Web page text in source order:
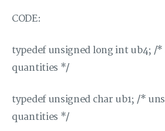
CODE:
typedef unsigned long int ub4; /
quantities */
typedef unsigned char ub1; /*
quantities */